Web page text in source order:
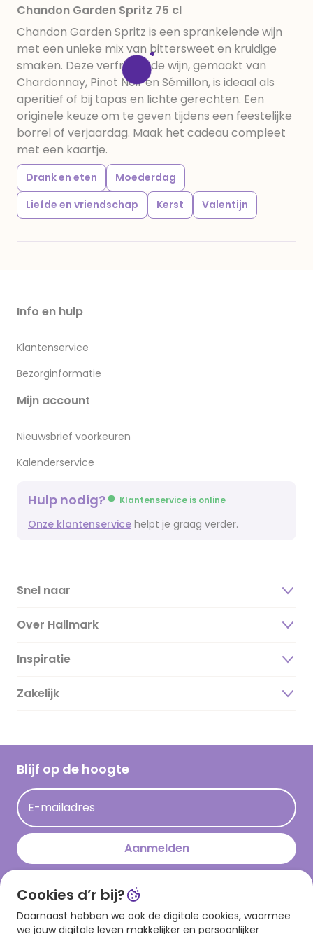
Chandon Garden Spritz 75 cl
Chandon Garden Spritz is een sprankelende wijn
met een unieke mix van bittersweet en kruidige
smaken. Deze verfrissende wijn, gemaakt van
Chardonnay, Pinot Noir en Sémillon, is ideaal als
aperitief of bij tapas en lichte gerechten. Een
originele keuze om te geven tijdens een feestelijke
borrel of verjaardag. Maak het cadeau compleet
met een kaartje.
Drank en eten
Moederdag
Liefde en vriendschap
Kerst Valentijn
Info en hulp
Klantenservice
Bezorginformatie
Mijn account
Nieuwsbrief voorkeuren
Kalenderservice
Hulp nodig? Klantenservice is online
Onze klantenservice helpt je graag verder.
Snel naar
Over Hallmark
Over ons
Duurzaamheid
Hallmark Kaartclub
Acties
Persberichten
Hallmark en Kinderpostzegels
Inspiratie
Magazine
Cadeau inspiratie
Kaartinspiratie
Zakelijk
Blijf op de hoogte
E-mailadres
Aanmelden
Download onze app
Cookies d’r bij?
Daarnaast hebben we ook de digitale cookies, waarmee
we jouw digitale leven makkelijker en persoonlijker